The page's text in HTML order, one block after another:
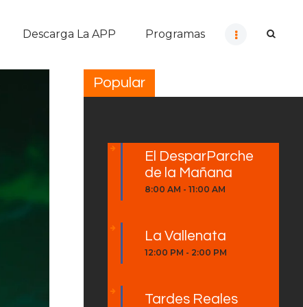
Descarga La APP Programas
Popular
El DesparParche
de la Mañana
8:00 AM -11:00 AM
La Vallenata
12:00 PM - 2:00 PM
Tardes Reales